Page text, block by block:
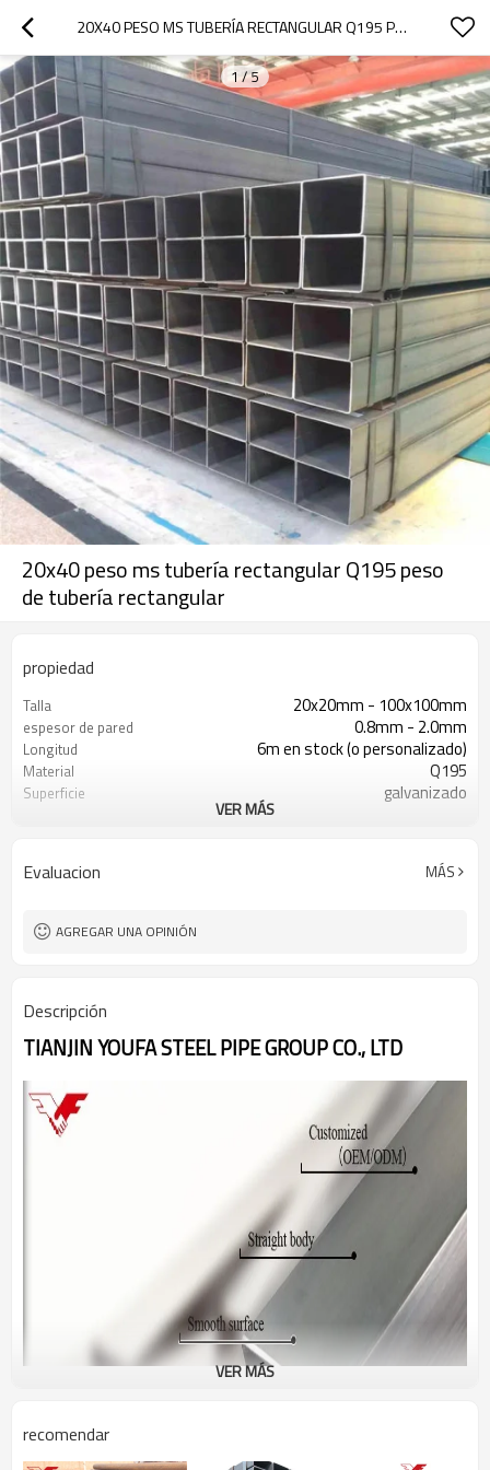
20X40 PESO MS TUBERÍA RECTANGULAR Q195 PESO DE TUBERÍA RECTANGULAR
1/5
20x40 peso ms tubería rectangular Q195 peso
de tubería rectangular
propiedad
Talla 20x20mm - 100x100mm
espesor de pared 0.8mm - 2.0mm
Longitud 6m en stock (o personalizado)
Material Q195
Superficie galvanizado
en paquetes con paquete de pvc de
VER MÁS
Evaluacion MÁS
AGREGAR UNA OPINIÓN
Descripción
TIANJIN YOUFA STEEL PIPE GROUP CO., LTD
VER MÁS
recomendar